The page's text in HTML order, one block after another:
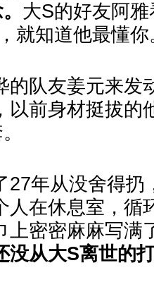
大S的好友阿
就知道他最懂你
的队友姜元来发
以前身材挺拔的
27年从没舍得扔
人在休息室，循
密密麻麻写满
没从大S离世的